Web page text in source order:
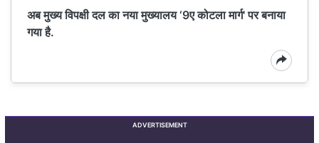
अब मुख्य विपक्षी दल का नया मुख्यालय ‘9ए कोटला मार्ग' पर बनाया
गया है.
ADVERTISEMENT